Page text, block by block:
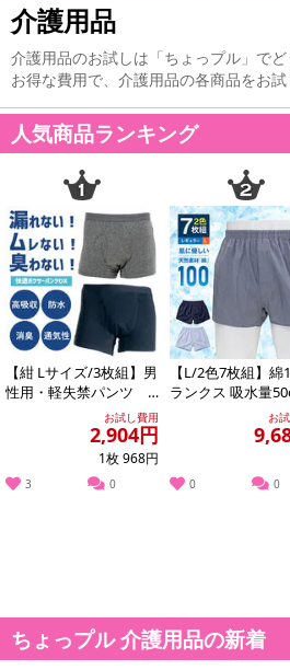
介護用品
介護用品のお試しは「ちょっプル」でど
お得な費用で、介護用品の各商品をお試
人気商品ランキング
【紺 Lサイズ/3枚組】男
性用・軽失禁パンツ
快適ボクサーパンツDX
お試し費用
2,904円
1枚 968円
3 0
【L/2色7枚組】綿
ランクス 吸水量
お
0 0
ちょっプル 介護用品の新着